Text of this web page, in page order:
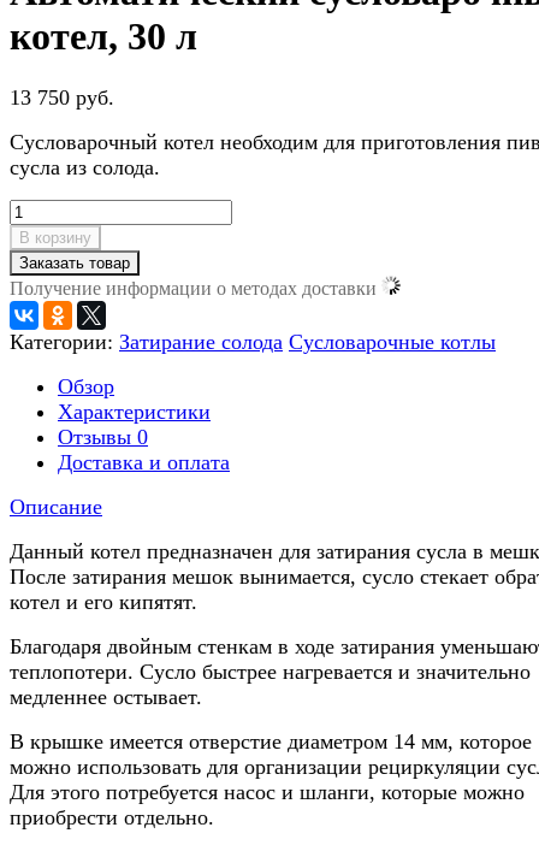
котел, 30 л
13 750 руб.
Сусловарочный котел необходим для приготовления
сусла из солода.
В корзину
Заказать товар
Получение информации о методах доставки
Категории: Затирание солода Cусловарочные котлы
Обзор
Характеристики
Отзывы 0
Доставка и оплата
Описание
Данный котел предназначен для затирания сусла в
После затирания мешок вынимается, сусло стекает
котел и его кипятят.
Благодаря двойным стенкам в ходе затирания
теплопотери. Сусло быстрее нагревается и значительно
медленнее остывает.
В крышке имеется отверстие диаметром 14 мм, которое
можно использовать для организации рециркуляции
Для этого потребуется насос и шланги, которые можно
приобрести отдельно.